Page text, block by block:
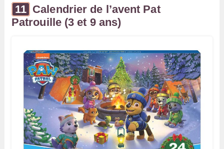
Calendrier de l’avent Pat
Patrouille (3 et 9 ans)